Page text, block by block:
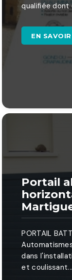
qualifiée dont
EN
Portail
PORTAIL
dans
et coulissant...